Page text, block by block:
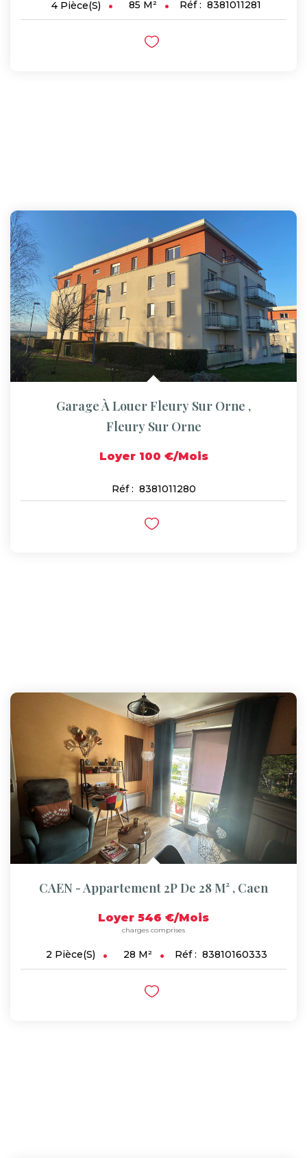
4 Pièce(s) 85 M² Réf : 8381011281
Garage À Louer Fleury Sur Orne ,
Fleury Sur Orne
Loyer 100 €/mois
Réf : 8381011280
CAEN - Appartement 2P De 28 M² , Caen
Loyer 546 €/mois
charges comprises
2 Pièce(s) 28 M² Réf : 83810160333